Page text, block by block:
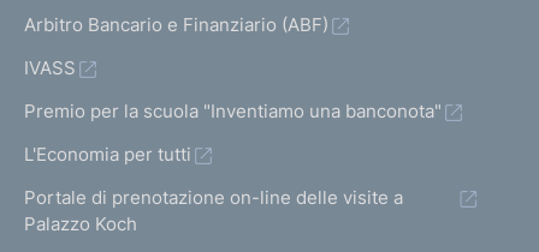
Arbitro Bancario e Finanziario (ABF)
IVASS
Premio per la scuola "Inventiamo una banconota"
L'Economia per tutti
Portale di prenotazione on-line delle visite a
Palazzo Koch